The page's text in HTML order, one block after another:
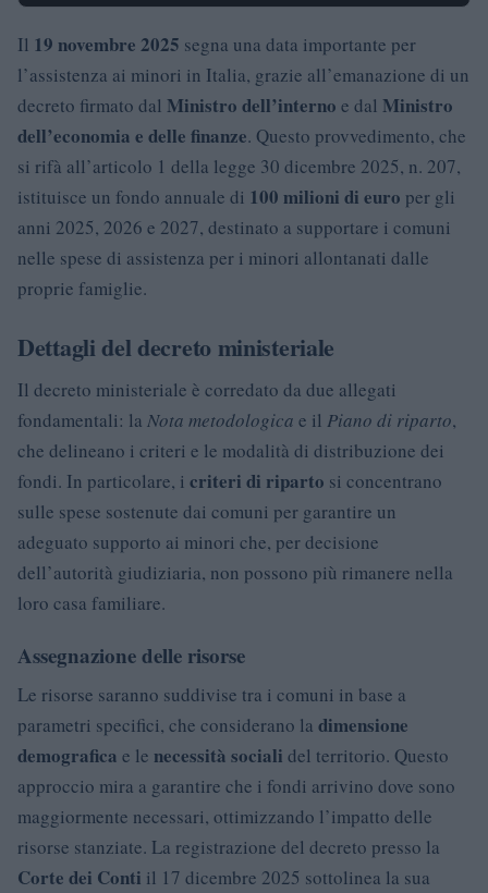
Il 19 novembre 2025 segna una data importante per
l’assistenza ai minori in Italia, grazie all’emanazione di un
decreto firmato dal Ministro dell’interno e dal Ministro
dell’economia e delle finanze. Questo provvedimento, che
si rifà all’articolo 1 della legge 30 dicembre 2025, n. 207,
istituisce un fondo annuale di 100 milioni di euro per gli
anni 2025, 2026 e 2027, destinato a supportare i comuni
nelle spese di assistenza per i minori allontanati dalle
proprie famiglie.
Dettagli del decreto ministeriale
Il decreto ministeriale è corredato da due allegati
fondamentali: la Nota metodologica e il Piano di riparto,
che delineano i criteri e le modalità di distribuzione dei
fondi. In particolare, i criteri di riparto si concentrano
sulle spese sostenute dai comuni per garantire un
adeguato supporto ai minori che, per decisione
dell’autorità giudiziaria, non possono più rimanere nella
loro casa familiare.
Assegnazione delle risorse
Le risorse saranno suddivise tra i comuni in base a
parametri specifici, che considerano la dimensione
demografica e le necessità sociali del territorio. Questo
approccio mira a garantire che i fondi arrivino dove sono
maggiormente necessari, ottimizzando l’impatto delle
risorse stanziate. La registrazione del decreto presso la
Corte dei Conti il 17 dicembre 2025 sottolinea la sua